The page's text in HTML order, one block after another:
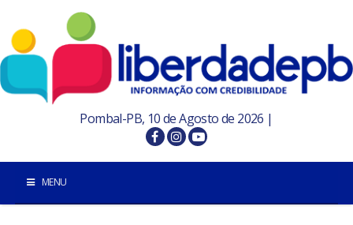
Pombal-PB, 10 de Agosto de 2026 |
MENU